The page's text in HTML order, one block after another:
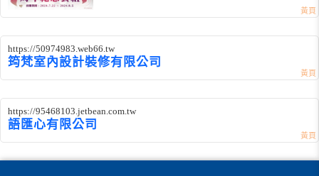
https://50974983.web66.tw
筠梵室內設計裝修有限公司
https://95468103.jetbean.com.tw
語匯心有限公司